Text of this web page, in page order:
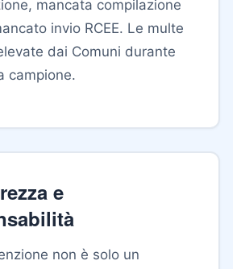
mancata compilazione
invio RCEE. Le multe
dai Comuni durante
campione.
e
non è solo un